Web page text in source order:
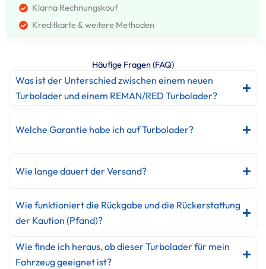
Klarna Rechnungskouf
Kreditkarte & weitere Methoden
Häufige Fragen (FAQ)
Was ist der Unterschied zwischen einem neuen
Turbolader und einem REMAN/RED Turbolader?
Welche Garantie habe ich auf Turbolader?
Wie lange dauert der Versand?
Wie funktioniert die Rückgabe und die Rückerstattung
der Kaution (Pfand)?
Wie finde ich heraus, ob dieser Turbolader für mein
Fahrzeug geeignet ist?